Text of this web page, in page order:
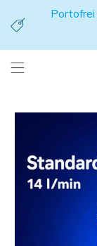
Portofrei